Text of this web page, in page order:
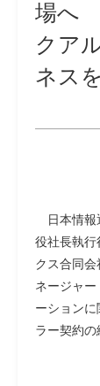
場へ
クア
ネス
日本情報
役社長執行
クス合同
ネージャ
ーション
ラー契約の